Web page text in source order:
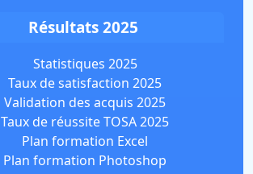
Résultats 2025
Statistiques 2025
Taux de satisfaction 2025
Validation des acquis 2025
Taux de réussite TOSA 2025
Plan formation Excel
Plan formation Photoshop